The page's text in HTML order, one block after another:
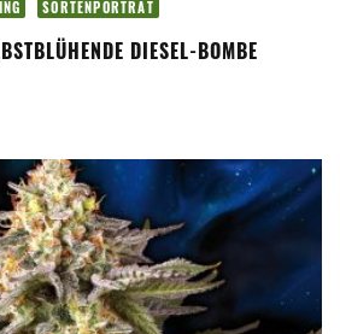
SORTENPORTRÄT
DIESEL-BOMBE